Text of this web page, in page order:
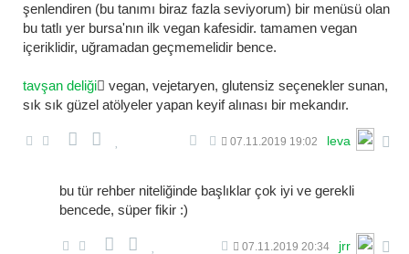
şenlendiren (bu tanımı biraz fazla seviyorum) bir menüsü olan
bu tatlı yer bursa'nın ilk vegan kafesidir. tamamen vegan
içeriklidir, uğramadan geçmemelidir bence.
tavşan deliği
vegan, vejetaryen, glutensiz seçenekler sunan,
sık sık güzel atölyeler yapan keyif alınası bir mekandır.
07.11.2019 19:02 leva
bu tür rehber niteliğinde başlıklar çok iyi ve gerekli
bencede, süper fikir :)
07.11.2019 20:34 jrr